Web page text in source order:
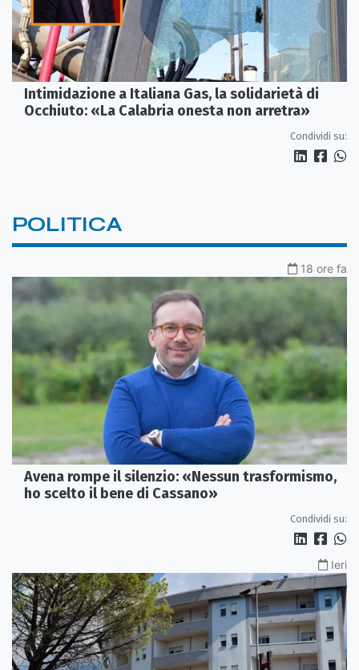
Intimidazione a Italiana Gas, la solidarietà di
Occhiuto: «La Calabria onesta non arretra»
Condividi su:
POLITICA
18 ore fa
Avena rompe il silenzio: «Nessun trasformismo,
ho scelto il bene di Cassano»
Condividi su:
Ieri